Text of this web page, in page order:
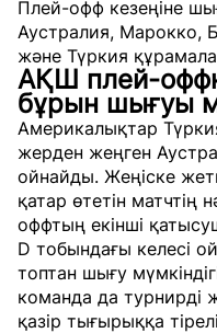
Плей-офф кезеңіне
Аустралия, Марокко,
және Түркия
АҚШ плей-
бұрын шығуы
Америкалықтар
жерден жеңген
ойнайды. Жеңіске
қатар өтетін матчтің
оффтың екінші
D тобындағы келесі
топтан шығу
команда да турнирді
қазір тығырыққа